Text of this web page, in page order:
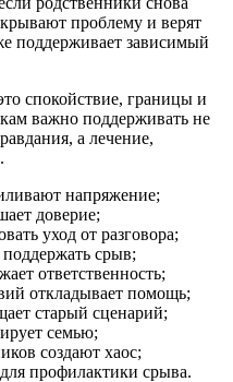
проблему и верят
поддерживает зависимый
спокойствие, границы и
важно поддерживать не
а лечение,
напряжение;
доверие;
уход от разговора;
срыв;
ответственность;
откладывает помощь;
старый сценарий;
семью;
создают хаос;
профилактики срыва.